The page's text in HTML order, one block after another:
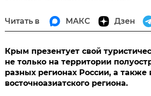
Читать в МАКС Дзен
Крым презентует свой
не только на территории
разных регионах России, а также
восточноазиатского региона.